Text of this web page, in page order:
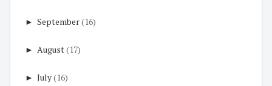
► September(16)
► August(17)
► July(16)